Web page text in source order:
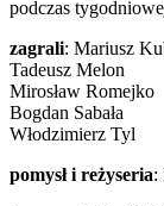
podczas
zagrali: Mariusz
Tadeusz Melon
Mirosław Romejko
Bogdan Sabała
Włodzimierz Tyl
pomysł i reżyseria: